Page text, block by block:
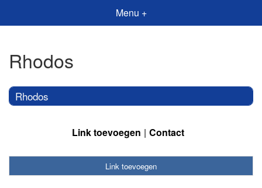
Menu +
Rhodos
Rhodos
Link toevoegen Contact
Link toevoegen